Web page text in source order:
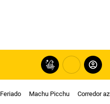
Feriado Machu Picchu Corredor